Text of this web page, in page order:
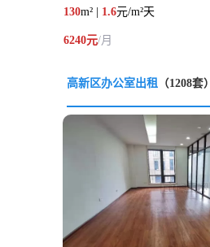
130m² | 1.6元/m²天
6240元/月
高新区办公室出租 （1208套）